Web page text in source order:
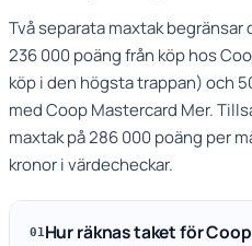
Två separata maxtak
236 000 poäng från köp hos
köp i den högsta trappan) och
med Coop Mastercard Mer.
maxtak på 286 000 poäng per
kronor i värdecheckar.
01Hur räknas taket för